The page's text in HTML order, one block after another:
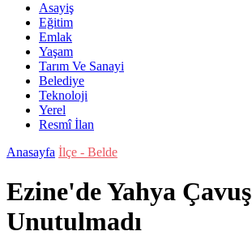
Asayiş
Eğitim
Emlak
Yaşam
Tarım Ve Sanayi
Belediye
Teknoloji
Yerel
Resmî İlan
Anasayfa İlçe - Belde
Ezine'de Yahya Çavuş
Unutulmadı